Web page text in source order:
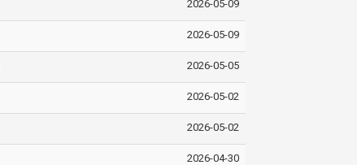
2026-05-09
2026-05-09
2026-05-05
2026-05-02
2026-05-02
2026-04-30